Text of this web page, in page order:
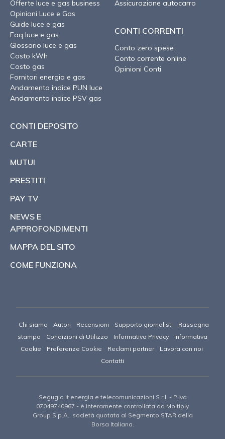
Offerte luce e gas business
Opinioni Luce e Gas
Guide luce e gas
Faq luce e gas
Glossario luce e gas
Costo kWh
Costo gas
Fornitori energia e gas
Andamento indice PUN luce
Andamento indice PSV gas
Assicurazione autocarro
CONTI CORRENTI
Conto zero spese
Conto corrente online
Opinioni Conti
CONTI DEPOSITO
CARTE
MUTUI
PRESTITI
PAY TV
NEWS E
APPROFONDIMENTI
MAPPA DEL SITO
COME FUNZIONA
Chi siamo Autori Recensioni Supporto giornalisti
Rassegna
stampa
Condizioni di Utilizzo Informativa Privacy
Informativa
Cookie
Preferenze Cookie Reclami partner
Lavora con noi
Contatti
Segugio.it energia e telecomunicazioni S.r.l. - P.Iva
07049740967 - è interamente controllata da Moltiply
Group S.p.A., società quotata al Segmento STAR della
Borsa Italiana.